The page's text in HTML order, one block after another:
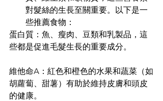
對髮絲的生長至關重要。以下是一
些推薦食物：
蛋白質：魚、瘦肉、豆類和乳製品，這
些都是促進毛髮生長的重要成分。
維他命A：紅色和橙色的水果和蔬菜（如
胡蘿蔔、甜薯）有助於維持皮膚和頭皮
的健康。